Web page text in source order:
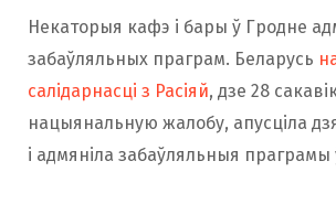
Некаторыя кафэ і бары ў Гродне
забаўляльных праграм. Беларусь
салідарнасці з Расіяй, дзе 28
нацыянальную жалобу, апусціла
і адмяніла забаўляльныя праграмы